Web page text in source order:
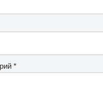
*